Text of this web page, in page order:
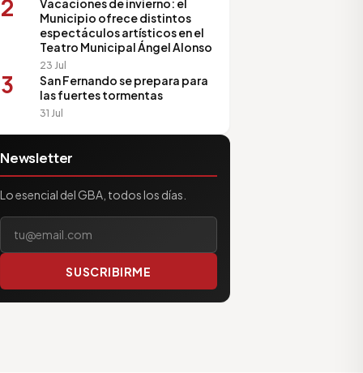
2
Vacaciones de invierno: el
Municipio ofrece distintos
espectáculos artísticos en el
Teatro Municipal Ángel Alonso
23 Jul
3
San Fernando se prepara para
las fuertes tormentas
31 Jul
Newsletter
Lo esencial del GBA, todos los días.
Tu correo electrónico
SUSCRIBIRME